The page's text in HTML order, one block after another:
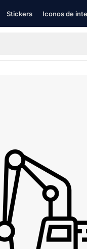
Stickers Iconos de